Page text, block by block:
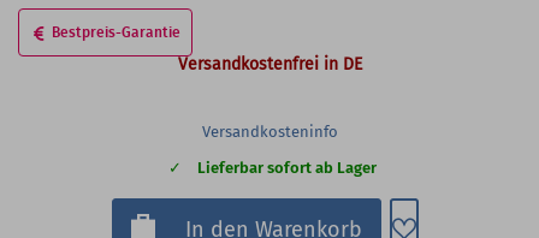
Bestpreis-Garantie
Versandkostenfrei in DE
Versandkosteninfo
Lieferbar sofort ab Lager
In den Warenkorb Zum